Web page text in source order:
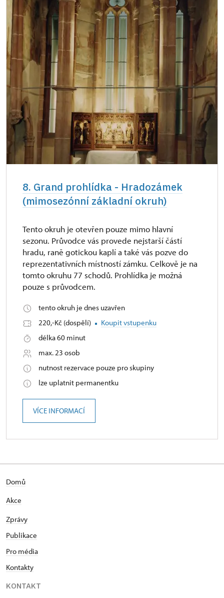
8. Grand prohlídka - Hradozámek
(mimosezónní základní okruh)
Tento okruh je otevřen pouze mimo hlavní
sezonu. Průvodce vás provede nejstarší částí
hradu, raně gotickou kaplí a také vás pozve do
reprezentativních místností zámku. Celkově je na
tomto okruhu 77 schodů. Prohlídka je možná
pouze s průvodcem.
tento okruh je dnes uzavřen
220,-Kč (dospělí)
Koupit vstupenku
délka 60 minut
max. 23 osob
nutnost rezervace pouze pro skupiny
lze uplatnit permanentku
VÍCE INFORMACÍ
Domů
Akce
Zprávy
Publikace
Pro média
Kontakty
KONTAKT